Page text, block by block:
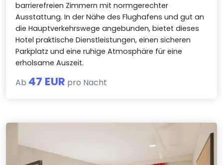
barrierefreien Zimmern mit normgerechter
Ausstattung. In der Nähe des Flughafens und gut an
die Hauptverkehrswege angebunden, bietet dieses
Hotel praktische Dienstleistungen, einen sicheren
Parkplatz und eine ruhige Atmosphäre für eine
erholsame Auszeit.
Ab 47 EUR pro Nacht